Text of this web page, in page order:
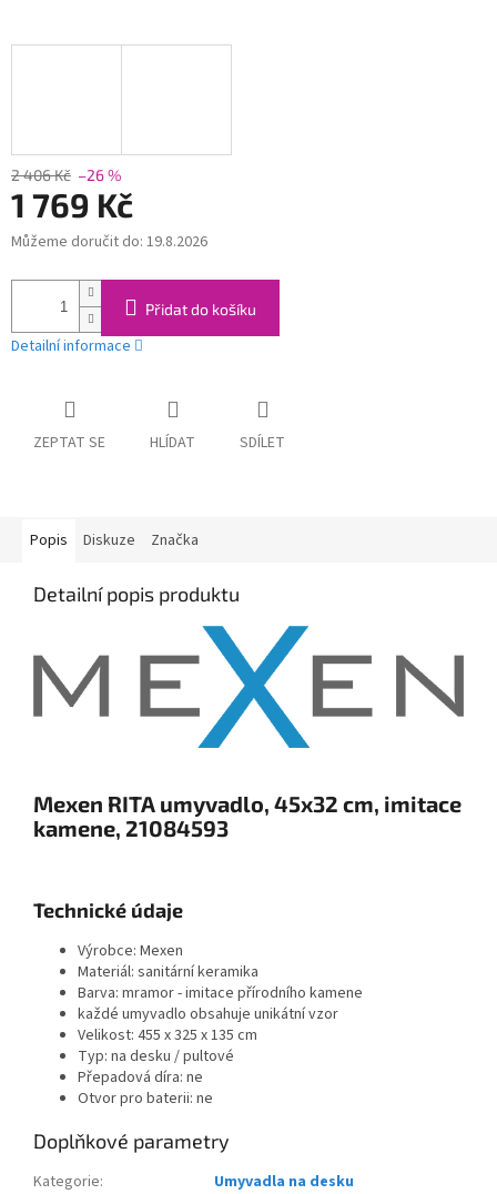
2 406 Kč –26 %
1 769 Kč
Měrná
Můžeme doručit do: 19.8.2026
Přidat do košíku
Detailní informace
ZEPTAT SE HLÍDAT SDÍLET
Popis Diskuze Značka
Detailní popis produktu
Mexen RITA umyvadlo, 45x32 cm, imitace
kamene, 21084593
Technické údaje
Výrobce: Mexen
Materiál: sanitární keramika
Barva: mramor - imitace přírodního kamene
každé umyvadlo obsahuje unikátní vzor
Velikost: 455 x 325 x 135 cm
Typ: na desku / pultové
Přepadová díra: ne
Otvor pro baterii: ne
Doplňkové parametry
Kategorie: Umyvadla na desku